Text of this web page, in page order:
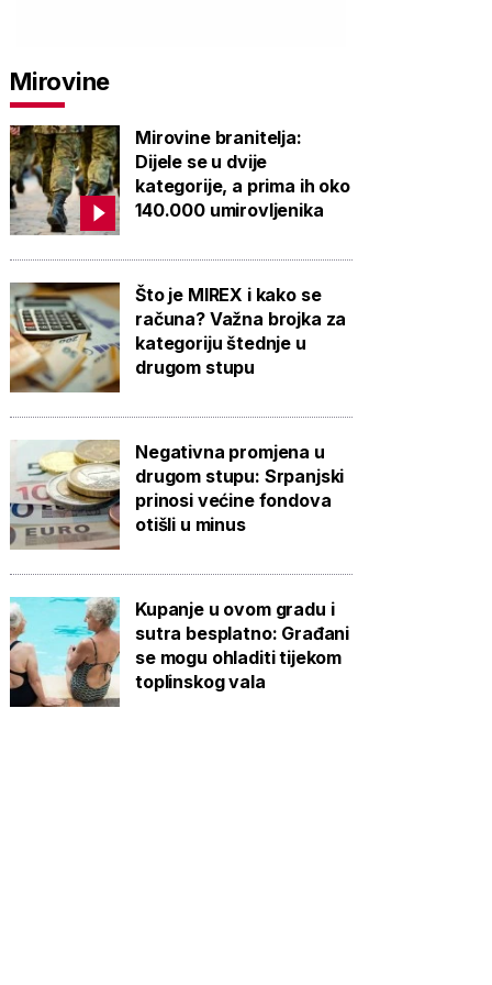
Mirovine
Mirovine branitelja:
Dijele se u dvije
kategorije, a prima ih oko
140.000 umirovljenika
Što je MIREX i kako se
računa? Važna brojka za
kategoriju štednje u
drugom stupu
Negativna promjena u
drugom stupu: Srpanjski
prinosi većine fondova
otišli u minus
Kupanje u ovom gradu i
sutra besplatno: Građani
se mogu ohladiti tijekom
toplinskog vala